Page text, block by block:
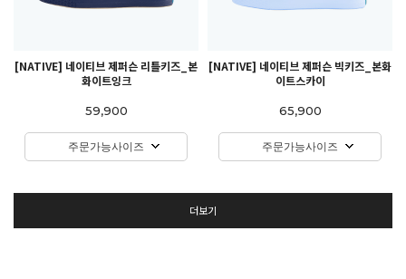
[NATIVE] 네이티브 제퍼슨 리틀키즈_본
화이트잉크
59,900
주문가능사이즈
[NATIVE] 네이티브 제퍼슨 빅키즈_본화
이트스카이
65,900
주문가능사이즈
더보기